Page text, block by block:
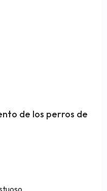
de los perros de